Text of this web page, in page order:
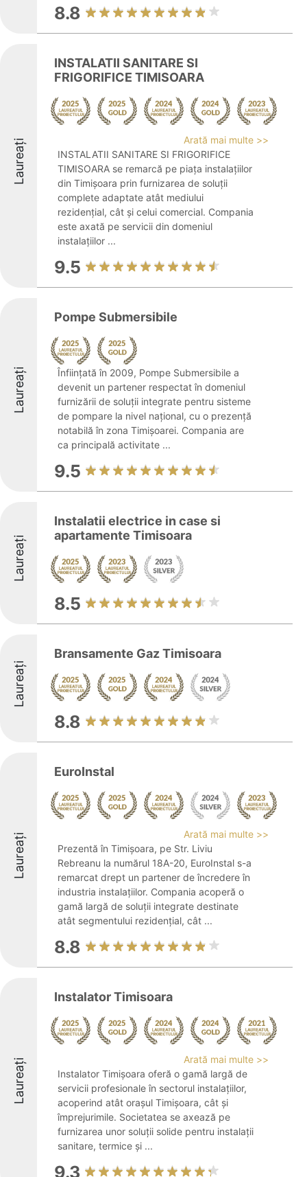
8.8
Laureați
INSTALATII SANITARE SI
FRIGORIFICE TIMISOARA
Arată mai multe >>
INSTALATII SANITARE SI FRIGORIFICE
TIMISOARA se remarcă pe piața instalațiilor
din Timișoara prin furnizarea de soluții
complete adaptate atât mediului
rezidențial, cât și celui comercial. Compania
este axată pe servicii din domeniul
instalațiilor ...
9.5
Laureați
Pompe Submersibile
Înființată în 2009, Pompe Submersibile a
devenit un partener respectat în domeniul
furnizării de soluții integrate pentru sisteme
de pompare la nivel național, cu o prezență
notabilă în zona Timișoarei. Compania are
ca principală activitate ...
9.5
Laureați
Instalatii electrice in case si
apartamente Timisoara
8.5
Laureați
Bransamente Gaz Timisoara
8.8
Laureați
EuroInstal
Arată mai multe >>
Prezentă în Timișoara, pe Str. Liviu
Rebreanu la numărul 18A-20, EuroInstal s-a
remarcat drept un partener de încredere în
industria instalaţiilor. Compania acoperă o
gamă largă de soluții integrate destinate
atât segmentului rezidențial, cât ...
8.8
Laureați
Instalator Timisoara
Arată mai multe >>
Instalator Timișoara oferă o gamă largă de
servicii profesionale în sectorul instalațiilor,
acoperind atât orașul Timișoara, cât și
împrejurimile. Societatea se axează pe
furnizarea unor soluții solide pentru instalații
sanitare, termice și ...
9.3